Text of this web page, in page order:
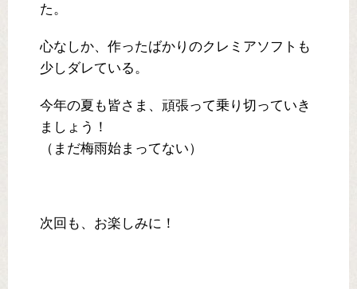
た。
心なしか、作ったばかりのクレミアソフトも
少しダレている。
今年の夏も皆さま、頑張って乗り切っていき
ましょう！
（まだ梅雨始まってない）
次回も、お楽しみに！